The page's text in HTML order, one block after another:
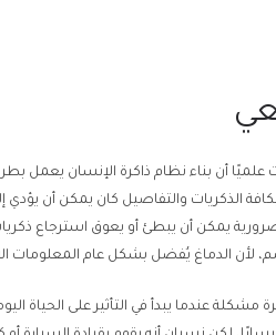
علميًا أن بناء نظام ذاكرة الإنسان يعمل
الذكريات والتفاصيل كان يمكن أن
يمكن أن يبطئ أو يعوق استرجاع
لأن الدماغ يُفضل بشكل عام المعلومات
مشكلة عندما يبدأ في التأثير على الحياة